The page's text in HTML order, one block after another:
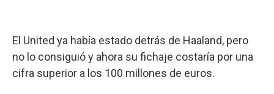
El United ya había estado detrás de Haaland, pero
no lo consiguió y ahora su fichaje costaría por una
cifra superior a los 100 millones de euros.